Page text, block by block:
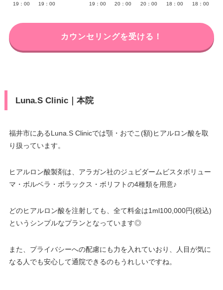
19：00
19：00
19：00
20：00
20：00
18：00
18：00
カウンセリングを受ける！
Luna.S Clinic｜本院
福井市にあるLuna.S Clinicでは顎・おでこ(額)ヒアルロン酸を取
り扱っています。
ヒアルロン酸製剤は、アラガン社のジュビダームビスタボリュー
マ・ボルベラ・ボラックス・ボリフトの4種類を用意♪
どのヒアルロン酸を注射しても、全て料金は1ml100,000円(税込)
というシンプルなプランとなっています◎
また、プライバシーへの配慮にも力を入れていおり、人目が気に
なる人でも安心して通院できるのもうれしいですね。